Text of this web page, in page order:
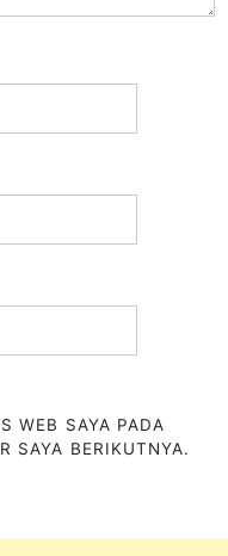
WEB SAYA PADA
SAYA BERIKUTNYA.